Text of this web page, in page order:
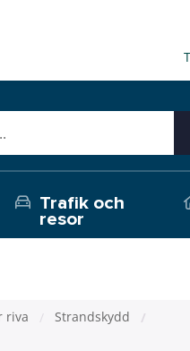
Trafik och
resor
riva
Strandskydd